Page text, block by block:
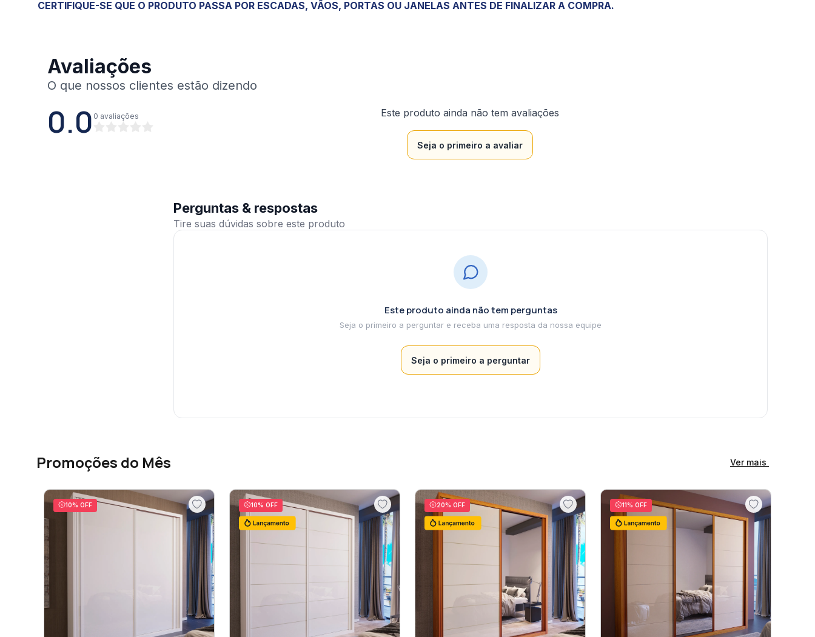
CERTIFIQUE-SE QUE O PRODUTO PASSA POR ESCADAS, VÃOS, PORTAS OU JANELAS ANTES DE FINALIZAR A COMPRA.
Avaliações
0.0 0 avaliações Este produto ainda não tem avaliações
Seja o primeiro a avaliar
Perguntas & respostas
Este produto ainda não tem perguntas
Seja o primeiro a perguntar
Promoções do Mês Ver mais
10% OFF 10% OFF 20% OFF 11% OFF